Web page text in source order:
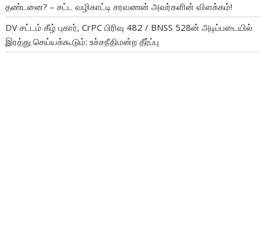
தண்டனை? – சட்ட வழிகாட்டி சரவணன் அவர்களின் விளக்கம்!
DV சட்டம் கீழ் புகார், CrPC பிரிவு 482 / BNSS 528ன் அடிப்படையில்
இரத்து செய்யக்கூடும்: உச்சநீதிமன்ற தீர்ப்பு